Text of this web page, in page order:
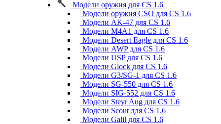
Модели оружия для CS 1.6
Модели оружия CSO для CS 1.6
Модели AK-47 для CS 1.6
Модели M4A1 для CS 1.6
Модели Desert Eagle для CS 1.6
Модели AWP для CS 1.6
Модели USP для CS 1.6
Модели Glock для CS 1.6
Модели G3/SG-1 для CS 1.6
Модели SG-550 для CS 1.6
Модели SIG-552 для CS 1.6
Модели Steyr Aug для CS 1.6
Модели Scout для CS 1.6
Модели Galil для CS 1.6